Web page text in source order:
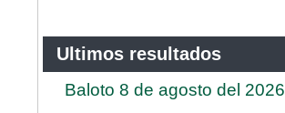
Ultimos resultados
Baloto 8 de agosto del 2026